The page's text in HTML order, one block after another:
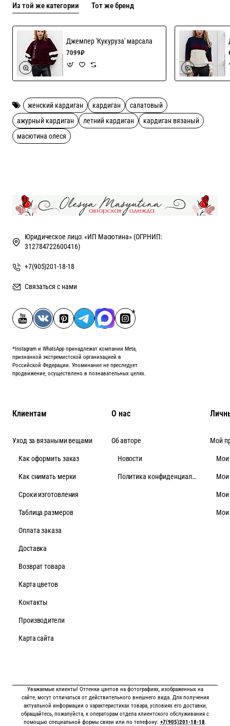
вечеров!
Возможен пошив в нескольких цветах, актуальные оттенки в
наличии уточняйте!
Из той же категории Тот же бренд
Джемпер 'Кукуруза' марсала
7099₽
женский кардиган кардиган
салатовый
ажурный кардиган
летний кардиган
кардиган вязаный
масютина олеся
Юридическое лицо: «ИП Масютина» (ОГРНИП:
312784722600416)
+7(905)201-18-18
Связаться с нами
*Instagram и WhatsApp принадлежат компании Meta,
признанной экстремистской организацией в
Российской Федерации. Упоминание не преследует
продвижение, осуществлено в познавательных целях.
Клиентам
Уход за вязаными вещами
Как оформить заказ
Как снимать мерки
Cроки изготовления
Таблица размеров
Оплата заказа
Доставка
Возврат товара
Карта цветов
Контакты
Производители
Карта сайта
О нас
Об авторе
Новости
Политика конфиденциальности
Мой
Мои
Мои
Мои
Мои
Уважаемые клиенты! Оттенки цветов на фотографиях, изображенных на
сайте, могут отличаться от действительного внешнего вида. Для получения
актуальной информации о характеристиках товара, условиях его доставки,
обращайтесь, пожалуйста, к операторам отдела клиентского обслуживания с
помощью специальной формы связи или по телефону: +7(905)201-18-18.